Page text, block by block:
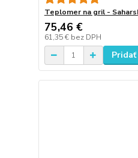
Teplomer na gril -
75,46 €
61,35 € bez DPH